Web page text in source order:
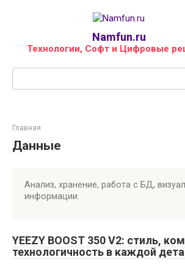
Namfun.ru
Технологии, Софт и Цифровые
Главная
Данные
Анализ, хранение, работа с БД,
информации.
YEEZY BOOST 350 V2: стиль,
технологичность в каждой